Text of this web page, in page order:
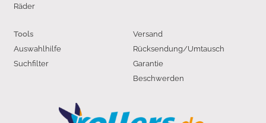
Räder
Versand
Rücksendung/Umtausch
Garantie
Beschwerden
Tools
Auswahlhilfe
Suchfilter